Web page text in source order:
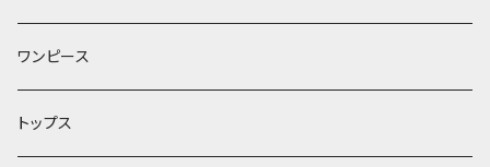
ワンピース
トップス